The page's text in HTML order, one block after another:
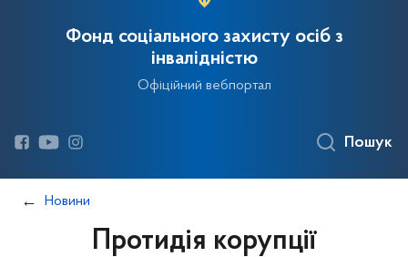
Фонд соціального захисту осіб з
інвалідністю
Офіційний вебпортал
Пошук
Новини
Протидія корупції